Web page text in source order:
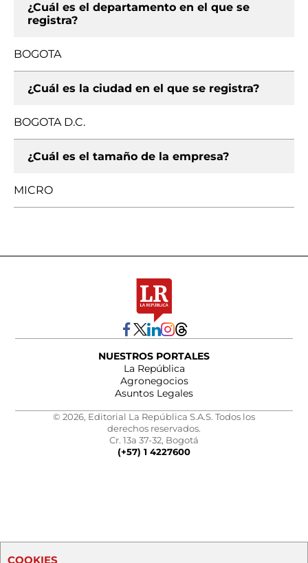
¿Cuál es el departamento en el que se
registra?
BOGOTA
¿Cuál es la ciudad en el que se registra?
BOGOTA D.C.
¿Cuál es el tamaño de la empresa?
MICRO
NUESTROS PORTALES
La República
Agronegocios
Asuntos Legales
© 2026, Editorial La República S.A.S. Todos los
derechos reservados.
Cr. 13a 37-32, Bogotá
(+57) 1 4227600
COOKIES